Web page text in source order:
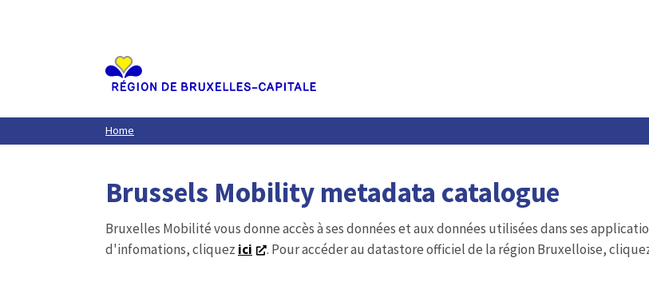
Home
Brussels Mobility metadata catalogue
Bruxelles Mobilité vous donne accès à ses données et aux données utilisées dans ses
d'infomations, cliquez ici . Pour accéder au datastore officiel de la région Bruxelloise,